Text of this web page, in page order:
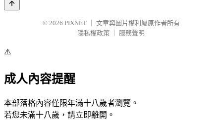
© 2026 PIXNET
文章與圖片權利屬原作者所有
隱私權政策
服務聲明
⚠️
成人內容提醒
本部落格內容僅限年滿十八歲者瀏覽。
若您未滿十八歲，請立即離開。